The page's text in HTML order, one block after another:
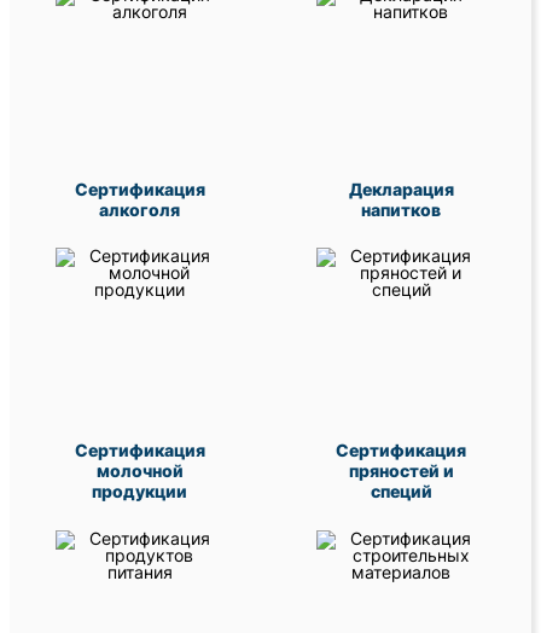
Сертификация
алкоголя
Декларация
напитков
Сертификация
молочной
продукции
Сертификация
пряностей и
специй